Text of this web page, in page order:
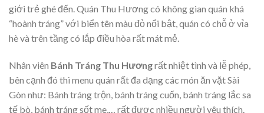
giới trẻ ghé đến. Quán Thu Hương có không gian quán khá
“hoành tráng” với biển tên màu đỏ nổi bật, quán có chỗ ở vỉa
hè và trên tầng có lắp điều hòa rất mát mẻ.
Nhân viên Bánh Tráng Thu Hươngrất nhiệt tình và lễ phép,
bên cạnh đó thì menu quán rất đa dạng các món ăn vặt Sài
Gòn như: Bánh tráng trộn, bánh tráng cuốn, bánh tráng lắc sa
tế bò, bánh tráng sốt me,… rất được nhiều người yêu thích.